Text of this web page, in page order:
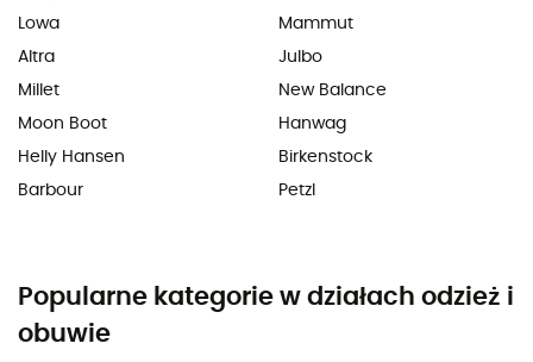
Lowa
Altra
Millet
Moon Boot
Helly Hansen
Barbour
Mammut
Julbo
New Balance
Hanwag
Birkenstock
Petzl
Popularne kategorie w działach odzież i
obuwie